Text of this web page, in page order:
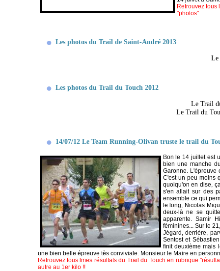
Retrouvez tous
"photos"
Les photos du Trail de Saint-André 2013
Les photos du Trail du Touch 2012
Le Trail
Le Trail du
14/07/12 Le Team Running-Olivan truste le trail du
Bon le 14 juillet est
bien une manche
Garonne.
C'est un peu moins
quoiqu'on en dise,
s'en allait sur des
ensemble ce qui
le long, Nicolas
deux-là ne se
apparente. Samir
féminines... Sur le
Jégard, derrière,
Sentost et
finit deuxième mais
une bien belle épreuve tès conviviale. Monsieur le Maire en
Retrouvez tous lmes résultats du Trail du Touch en rubrique
autre au 1er kilo !!